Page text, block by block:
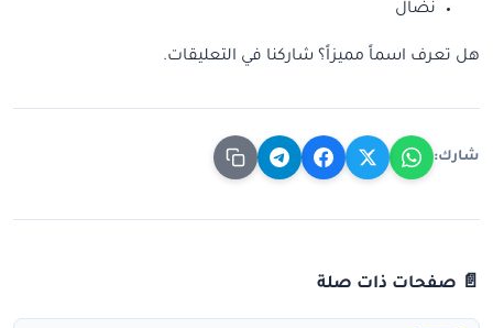
نضال
هل تعرف اسماً مميزاً؟ شاركنا في التعليقات.
شارك:
📄 صفحات ذات صلة